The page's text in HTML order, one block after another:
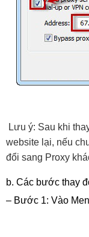
Lưu ý: Sau khi
website lại, nếu
đổi sang Proxy
b. Các bước thay
– Bước 1: Vào